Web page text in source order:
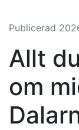
Publicerad
Allt
om